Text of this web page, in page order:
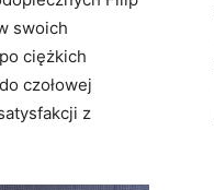
swoich
ciężkich
czołowej
z